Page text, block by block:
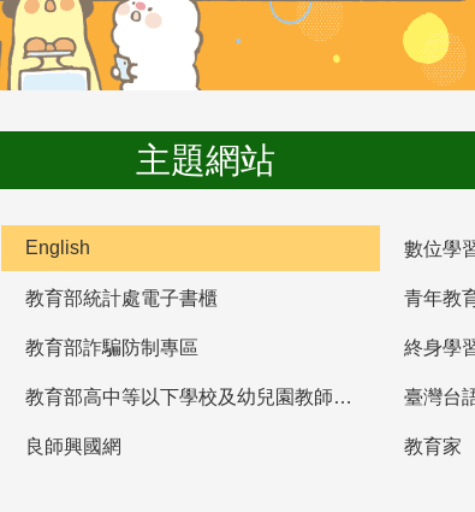
主題網站
English 數位學
教育部統計處電子書櫃 青年教
教育部詐騙防制專區 終身學
教育部高中等以下學校及幼兒園教師資格檢定考試 臺灣台
良師興國網 教育家